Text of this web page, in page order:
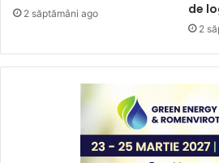
2 săptămâni ago
de
2